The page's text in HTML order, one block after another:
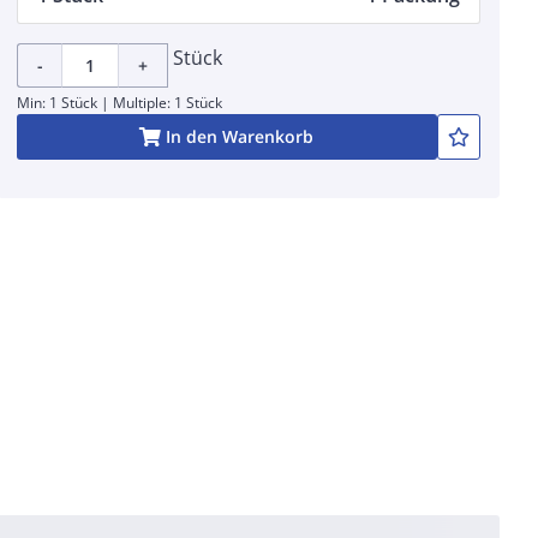
- + Stück
Min: 1 Stück | Multiple: 1 Stück
In den Warenkorb